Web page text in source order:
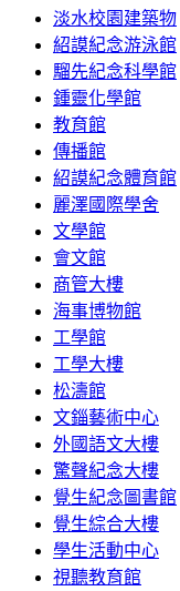
淡水校園建築物
紹謨紀念游泳館
騮先紀念科學館
鍾靈化學館
教育館
傳播館
紹謨紀念體育館
麗澤國際學舍
文學館
會文館
商管大樓
海事博物館
工學館
工學大樓
松濤館
文錙藝術中心
外國語文大樓
驚聲紀念大樓
覺生紀念圖書館
覺生綜合大樓
學生活動中心
視聽教育館